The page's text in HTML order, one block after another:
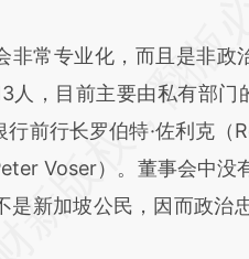
常专业化，而且是非政
人，目前主要由私有部
行前行长罗伯特·佐利克
Voser）。董事会中没
是新加坡公民，因而政治